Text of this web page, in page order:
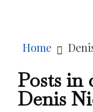
Home
Posts in
Denis